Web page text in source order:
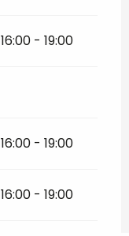
16:00 - 19:00
16:00 - 19:00
16:00 - 19:00